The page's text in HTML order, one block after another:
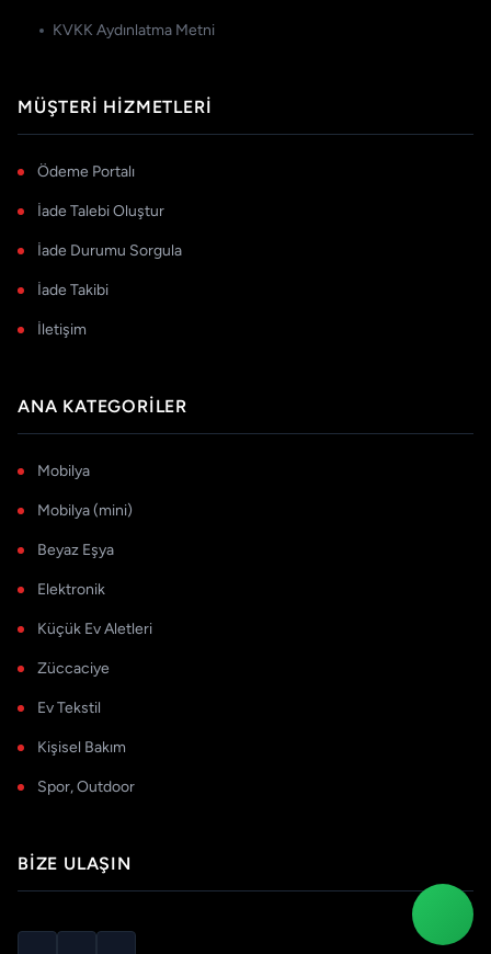
KVKK Aydınlatma Metni
MÜŞTERI HIZMETLERI
Ödeme Portalı
İade Talebi Oluştur
İade Durumu Sorgula
İade Takibi
İletişim
ANA KATEGORILER
Mobilya
Mobilya (mini)
Beyaz Eşya
Elektronik
Küçük Ev Aletleri
Züccaciye
Ev Tekstil
Kişisel Bakım
Spor, Outdoor
BIZE ULAŞIN